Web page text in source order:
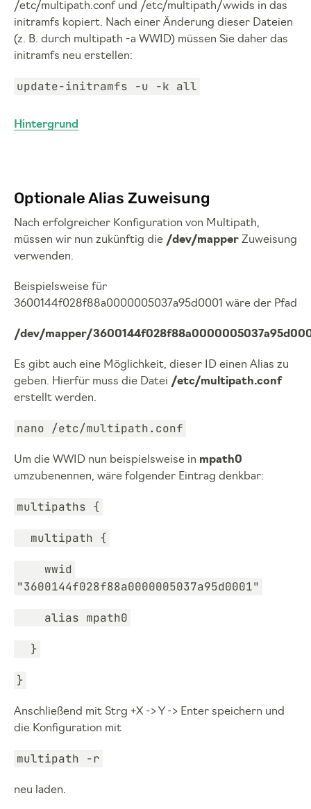
/etc/multipath.conf und /etc/multipath/wwids in das
initramfs kopiert. Nach einer Änderung dieser Dateien
(z. B. durch multipath -a WWID) müssen Sie daher das
initramfs neu erstellen:
update-initramfs -u -k all
Hintergrund
Optionale Alias Zuweisung
Nach erfolgreicher Konfiguration von Multipath,
müssen wir nun zukünftig die /dev/mapper Zuweisung
verwenden.
Beispielsweise für
3600144f028f88a0000005037a95d0001 wäre der Pfad
/dev/mapper/
Es gibt auch eine Möglichkeit, dieser ID einen Alias zu
geben. Hierfür muss die Datei /etc/multipath.conf
erstellt werden.
nano /etc/multipath.conf
Um die WWID nun beispielsweise in mpath0
umzubenennen, wäre folgender Eintrag denkbar:
multipaths {
multipath {
wwid
"3600144f028f88a0000005037a95d0001"
alias mpath0
}
}
Anschließend mit Strg +X -> Y -> Enter speichern und
die Konfiguration mit
multipath -r
neu laden.